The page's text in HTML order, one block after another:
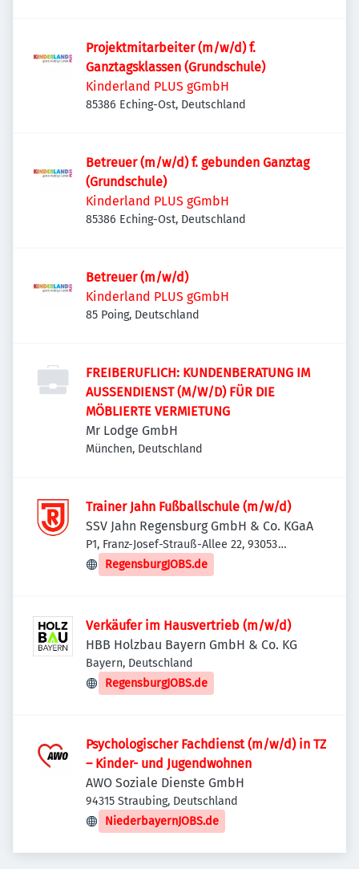
Projektmitarbeiter (m/w/d) f.
Ganztagsklassen (Grundschule)
Kinderland PLUS gGmbH
85386 Eching-Ost, Deutschland
Betreuer (m/w/d) f. gebunden Ganztag
(Grundschule)
Kinderland PLUS gGmbH
85386 Eching-Ost, Deutschland
Betreuer (m/w/d)
Kinderland PLUS gGmbH
85 Poing, Deutschland
FREIBERUFLICH: KUNDENBERATUNG IM
AUSSENDIENST (M/W/D) FÜR DIE
MÖBLIERTE VERMIETUNG
Mr Lodge GmbH
München, Deutschland
Trainer Jahn Fußballschule (m/w/d)
SSV Jahn Regensburg GmbH & Co. KGaA
P1, Franz-Josef-Strauß-Allee 22, 93053
Regensburg, Deutschland
RegensburgJOBS.de
Verkäufer im Hausvertrieb (m/w/d)
HBB Holzbau Bayern GmbH & Co. KG
Bayern, Deutschland
RegensburgJOBS.de
Psychologischer Fachdienst (m/w/d) in TZ
– Kinder- und Jugendwohnen
AWO Soziale Dienste GmbH
94315 Straubing, Deutschland
NiederbayernJOBS.de